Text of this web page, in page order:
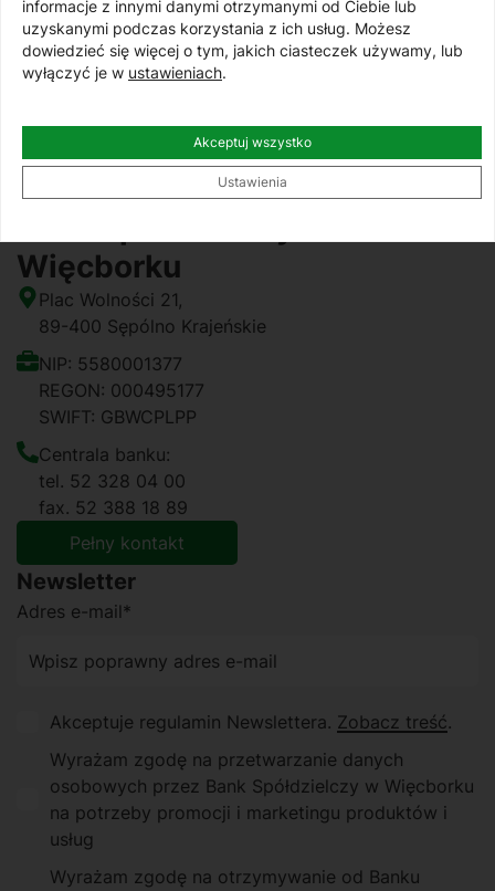
motywację i świetną atmosferę!
Sprawdzajcie swoje skrzynki pocztowe – do
zobaczenia!
Kontakt
Więcborku
Plac Wolności 21,
89-400 Sępólno Krajeńskie
NIP: 5580001377
REGON: 000495177
SWIFT: GBWCPLPP
Centrala banku:
tel. 52 328 04 00
fax. 52 388 18 89
Pełny kontakt
Newsletter
Adres e-mail*
Akceptuje regulamin Newslettera. Zobacz treść.
Wyrażam zgodę na przetwarzanie danych
osobowych przez Bank Spółdzielczy w Więcborku
na potrzeby promocji i marketingu produktów i
usług
Wyrażam zgodę na otrzymywanie od Banku
informacje z innymi danymi otrzymanymi od Ciebie lub
uzyskanymi podczas korzystania z ich usług. Możesz
dowiedzieć się więcej o tym, jakich ciasteczek używamy, lub
wyłączyć je w ustawieniach.
Akceptuj wszystko
Ustawienia